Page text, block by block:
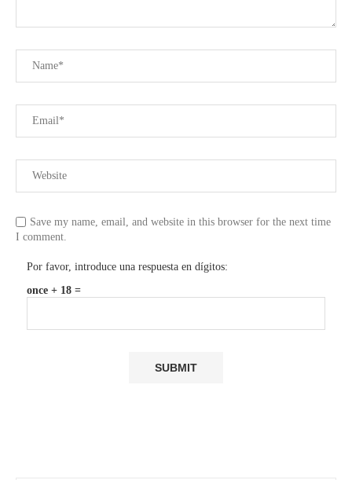
Save my name, email, and website in this browser for the next time
I comment.
Por favor, introduce una respuesta en dígitos:
once + 18 =